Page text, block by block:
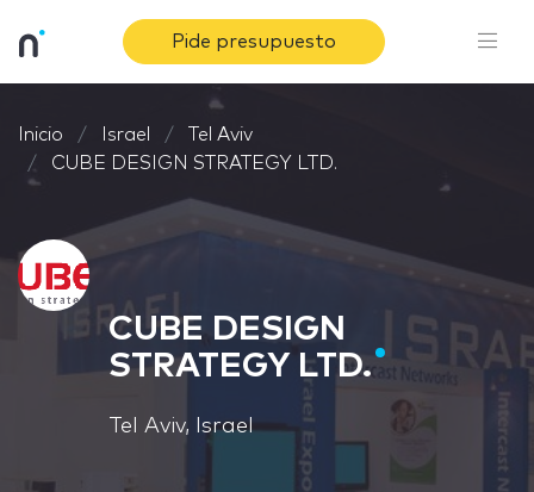
Pide presupuesto
Inicio Israel
Tel Aviv
CUBE DESIGN STRATEGY LTD.
CUBE DESIGN
STRATEGY LTD.
Tel Aviv, Israel